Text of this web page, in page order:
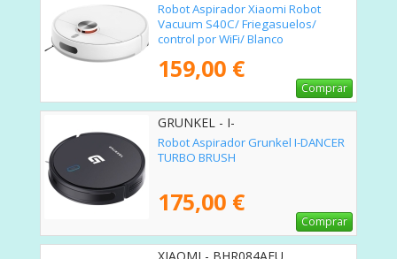
Robot Aspirador Xiaomi Robot
Vacuum S40C/ Friegasuelos/
control por WiFi/ Blanco
159,00 €
Comprar
GRUNKEL - I-
DANCERTURBOBRUSH
Robot Aspirador Grunkel I-DANCER
TURBO BRUSH
175,00 €
Comprar